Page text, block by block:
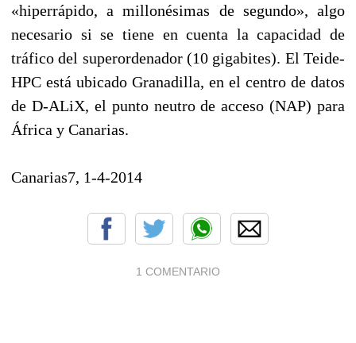
«hiperrápido, a millonésimas de segundo», algo
necesario si se tiene en cuenta la capacidad de
tráfico del superordenador (10 gigabites). El Teide-
HPC está ubicado Granadilla, en el centro de datos
de D-ALiX, el punto neutro de acceso (NAP) para
África y Canarias.
Canarias7, 1-4-2014
1 COMENTARIO